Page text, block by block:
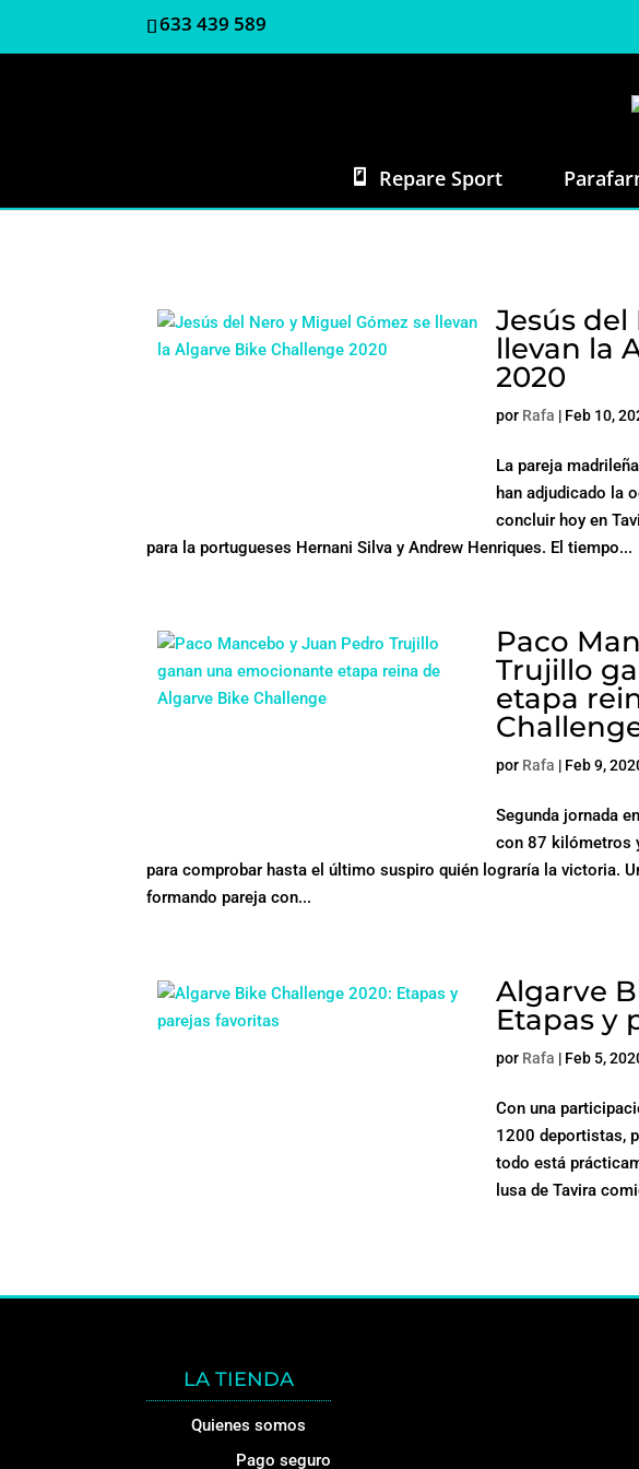
633 439 589
Repare Sport
Jesús
llevan la
2020
por Rafa | Feb 10,
La pareja
han adjudicado la
concluir hoy en
para la portugueses Hernani Silva y Andrew Henriques. El tiempo...
Paco
Trujillo
etapa
por Rafa | Feb 9,
Segunda jornada
con 87 kilómetros
para comprobar hasta el último suspiro quién lograría la victoria.
formando pareja con...
Algarve
Etapas y
por Rafa | Feb 5,
Con una
1200 deportistas,
todo está
lusa de Tavira
LA TIENDA
Quienes somos
Pago seguro